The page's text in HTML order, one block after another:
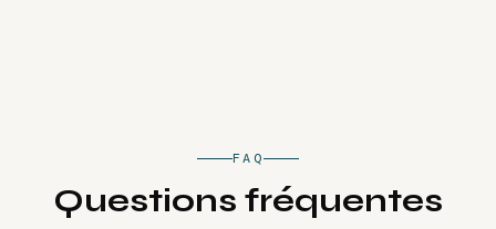
FAQ
Questions fréquentes